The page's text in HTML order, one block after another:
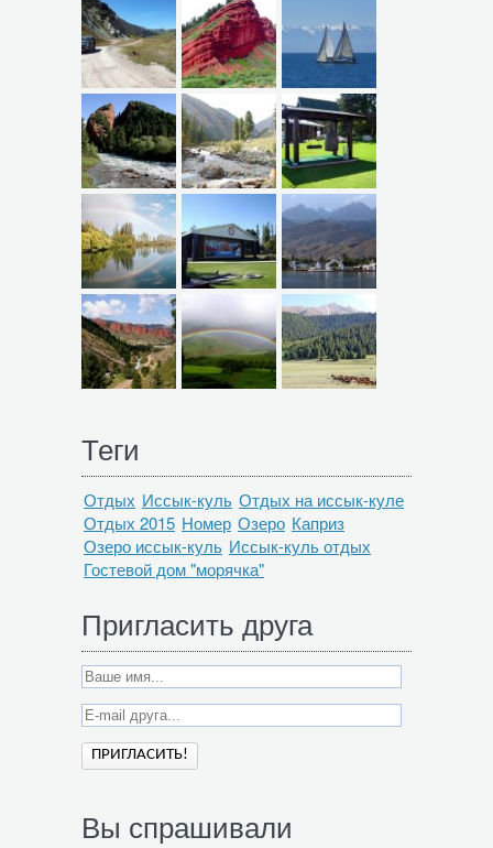
Теги
Отдых Иссык-куль Отдых на иссык-куле
Отдых 2015 Номер Озеро Каприз
Озеро иссык-куль Иссык-куль отдых
Гостевой дом "морячка"
Пригласить друга
Вы спрашивали